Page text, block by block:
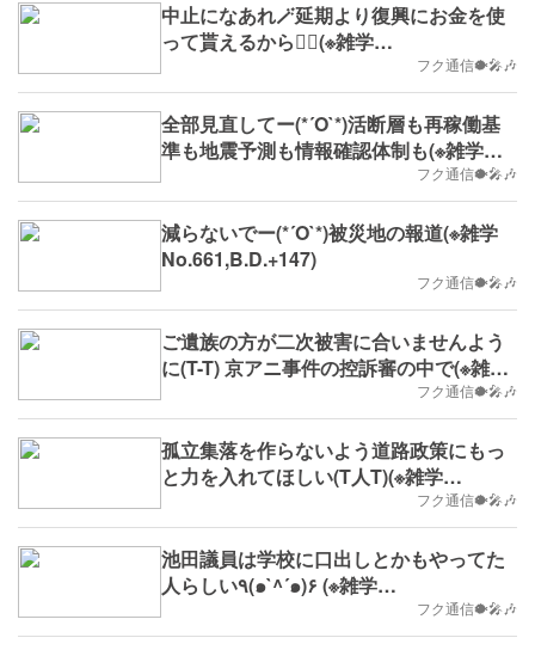
中止になあれ🪄延期より復興にお金を使
って貰えるから🧙‍♀️(※雑学
フク通信🐡🎤🎶
全部見直してー(*´O`*)活断層も再稼働基
準も地震予測も情報確認体制も(※雑学
フク通信🐡🎤🎶
減らないでー(*´O`*)被災地の報道(※雑学
No.661,B.D.+147)
フク通信🐡🎤🎶
ご遺族の方が二次被害に合いませんよう
に(T-T) 京アニ事件の控訴審の中で(※雑学
No.660,2024/1/29(月)～,B.D.+146)フク通信🐡🎤🎶
孤立集落を作らないよう道路政策にもっ
と力を入れてほしい(T人T)(※雑学
フク通信🐡🎤🎶
池田議員は学校に口出しとかもやってた
人らしい٩(๑`^´๑)۶ (※雑学
フク通信🐡🎤🎶